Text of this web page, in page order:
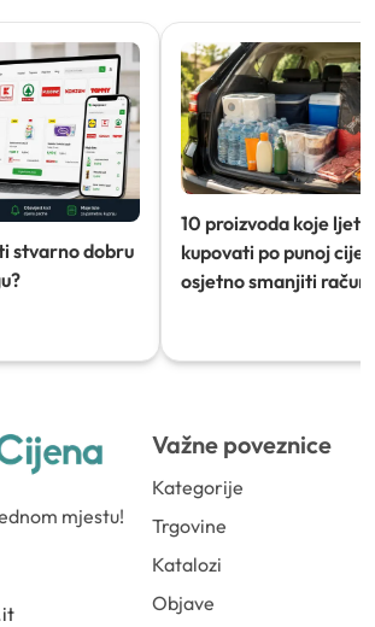
stvarno dobru
10 proizvoda koje ljeti
kupovati po punoj
osjetno smanjiti račun)
mjestu!
Važne poveznice
Kategorije
Trgovine
Katalozi
Objave